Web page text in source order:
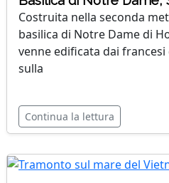
Costruita nella seconda
basilica di Notre Dame di
venne edificata dai
sulla
Continua la lettura